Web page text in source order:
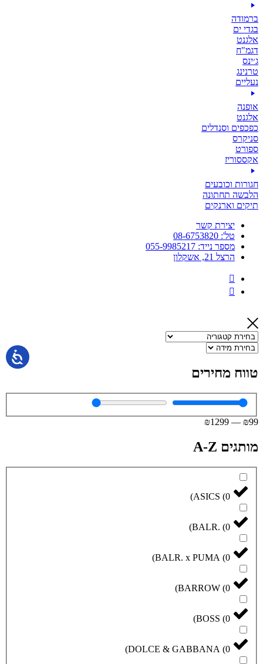
ברמודה
בגדי ים
אלגנט
דגמ"ח
ג׳ינס
טרנינג
נעליים
אופנה
אלגנט
כפכפים וסנדלים
סניקרס
ספורט
אקססוריז
חגורות וכובעים
הלבשה תחתונה
תיקים וארנקים
יצירת קשר
טל': 08-6753820
מספר נייד: 055-9985217
הרצל 21, אשקלון
טווח מחירים
₪99
—
₪1299
מותגים A-Z
ASICS (0
)
BALR. (0
)
BALR. x PUMA (0
)
BARROW (0
)
BOSS (0
)
DOLCE & GABBANA (0
)